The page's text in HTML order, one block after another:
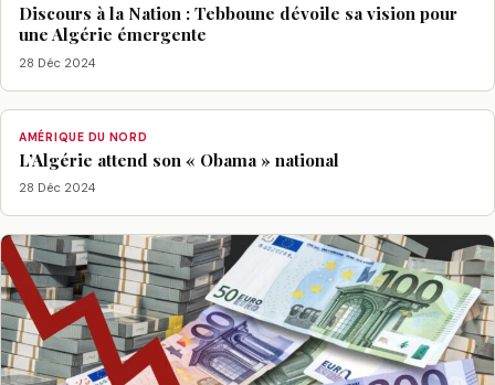
Discours à la Nation : Tebboune dévoile sa vision pour
une Algérie émergente
28 Déc 2024
AMÉRIQUE DU NORD
L’Algérie attend son « Obama » national
28 Déc 2024